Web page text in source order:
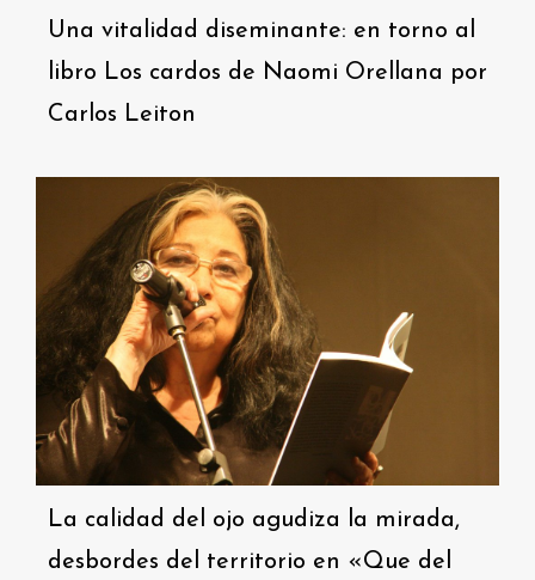
Una vitalidad diseminante: en torno al
libro Los cardos de Naomi Orellana por
Carlos Leiton
La calidad del ojo agudiza la mirada,
desbordes del territorio en «Que del